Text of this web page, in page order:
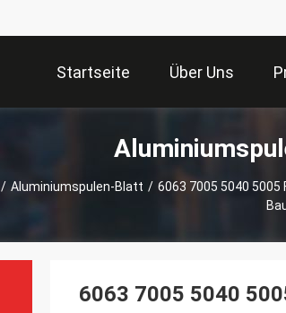
Startseite Über Uns
/ Aluminiumspulen-Blatt / 6063 7005 5040 5005
6063 7005 5040